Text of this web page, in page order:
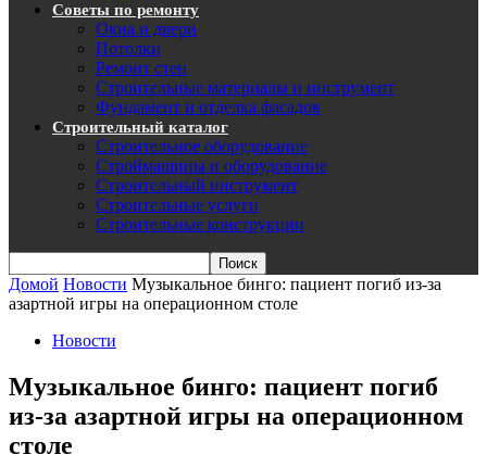
Советы по ремонту
Окна и двери
Потолки
Ремонт стен
Строительные материалы и инструмент
Фундамент и отделка фасадов
Строительный каталог
Строительное оборудование
Строймашины и оборудование
Строительный инструмент
Строительные услуги
Строительные конструкции
Домой Новости Музыкальное бинго: пациент погиб из-за
азартной игры на операционном столе
Новости
Музыкальное бинго: пациент погиб
из-за азартной игры на операционном
столе